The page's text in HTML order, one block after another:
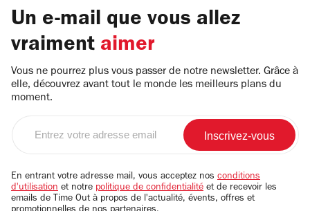
Un e-mail que vous allez
vraiment aimer
Vous ne pourrez plus vous passer de notre newsletter. Grâce à
elle, découvrez avant tout le monde les meilleurs plans du
moment.
email
En entrant votre adresse mail, vous acceptez nos conditions
d'utilisation et notre politique de confidentialité et de recevoir les
emails de Time Out à propos de l'actualité, évents, offres et